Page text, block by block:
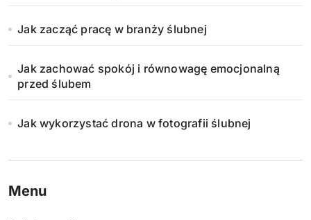
Jak zacząć pracę w branży ślubnej
Jak zachować spokój i równowagę emocjonalną
przed ślubem
Jak wykorzystać drona w fotografii ślubnej
Menu